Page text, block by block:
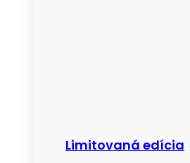
Limitovaná edícia